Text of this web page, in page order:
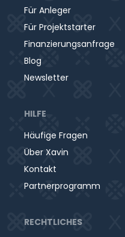
Für Anleger
Für Projektstarter
Finanzierungsanfrage
Blog
Newsletter
HILFE
Häufige Fragen
Über Xavin
Kontakt
Partnerprogramm
RECHTLICHES